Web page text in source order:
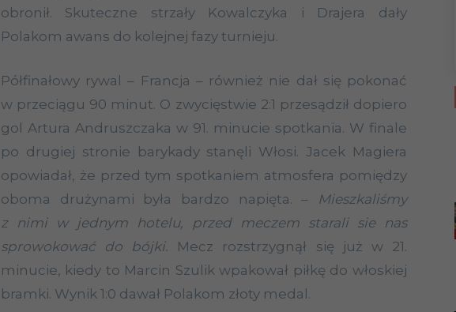
obronił. Skuteczne strzały Kowalczyka i Drajera dały
Polakom awans do kolejnej fazy turnieju.
Półfinałowy rywal – Francja – również nie dał się pokonać
w przeciągu 90 minut. O zwycięstwie 2:1 przesądził dopiero
gol Artura Andruszczaka w 91. minucie spotkania. W finale
po drugiej stronie barykady stanęli Włosi. Jacek Magiera
opowiadał, że przed tym spotkaniem atmosfera pomiędzy
oboma drużynami była bardzo napięta. –
Mieszkaliśmy
z nimi w jednym hotelu, przed meczem starali sie nas
sprowokować do bójki. Mecz rozstrzygnął się już w 21.
minucie, kiedy to Marcin Szulik wpakował piłkę do włoskiej
bramki. Wynik 1:0 dawał Polakom złoty medal.